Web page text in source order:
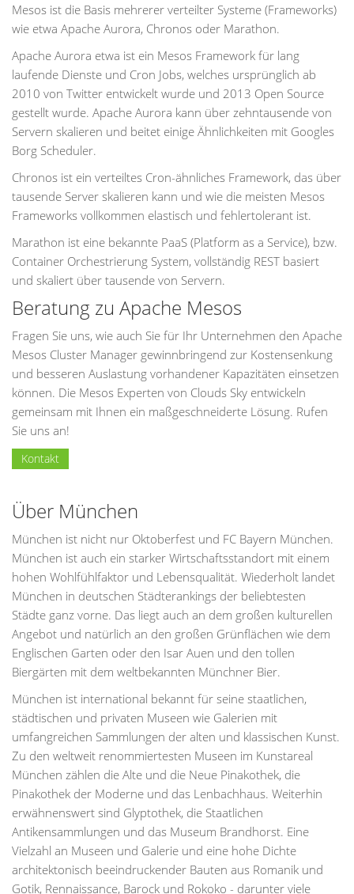
Mesos ist die Basis mehrerer verteilter Systeme (Frameworks)
wie etwa Apache Aurora, Chronos oder Marathon.
Apache Aurora etwa ist ein Mesos Framework für lang
laufende Dienste und Cron Jobs, welches ursprünglich ab
2010 von Twitter entwickelt wurde und 2013 Open Source
gestellt wurde. Apache Aurora kann über zehntausende von
Servern skalieren und beitet einige Ähnlichkeiten mit Googles
Borg Scheduler.
Chronos ist ein verteiltes Cron-ähnliches Framework, das über
tausende Server skalieren kann und wie die meisten Mesos
Frameworks vollkommen elastisch und fehlertolerant ist.
Marathon ist eine bekannte PaaS (Platform as a Service), bzw.
Container Orchestrierung System, vollständig REST basiert
und skaliert über tausende von Servern.
Beratung zu Apache Mesos
Fragen Sie uns, wie auch Sie für Ihr Unternehmen den Apache
Mesos Cluster Manager gewinnbringend zur Kostensenkung
und besseren Auslastung vorhandener Kapazitäten einsetzen
können. Die Mesos Experten von Clouds Sky entwickeln
gemeinsam mit Ihnen ein maßgeschneiderte Lösung. Rufen
Sie uns an!
Kontakt
Über München
München ist nicht nur Oktoberfest und FC Bayern München.
München ist auch ein starker Wirtschaftsstandort mit einem
hohen Wohlfühlfaktor und Lebensqualität. Wiederholt landet
München in deutschen Städterankings der beliebtesten
Städte ganz vorne. Das liegt auch an dem großen kulturellen
Angebot und natürlich an den großen Grünflächen wie dem
Englischen Garten oder den Isar Auen und den tollen
Biergärten mit dem weltbekannten Münchner Bier.
München ist international bekannt für seine staatlichen,
städtischen und privaten Museen wie Galerien mit
umfangreichen Sammlungen der alten und klassischen Kunst.
Zu den weltweit renommiertesten Museen im Kunstareal
München zählen die Alte und die Neue Pinakothek, die
Pinakothek der Moderne und das Lenbachhaus. Weiterhin
erwähnenswert sind Glyptothek, die Staatlichen
Antikensammlungen und das Museum Brandhorst. Eine
Vielzahl an Museen und Galerie und eine hohe Dichte
architektonisch beeindruckender Bauten aus Romanik und
Gotik, Rennaissance, Barock und Rokoko - darunter viele